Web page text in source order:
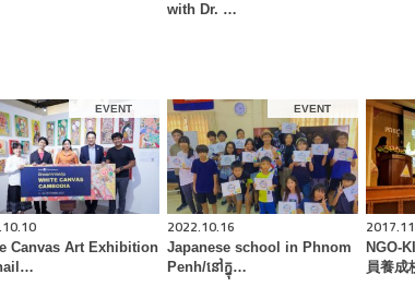
with Dr. …
EVENT
Canvas Art Exhibition
EVENT
2022.10.16
Japanese school in Phnom
Penh/នៅក្នុ…
NGO-
員養成